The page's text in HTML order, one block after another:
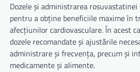
Dozele și administrarea
pentru a obține beneficiile maxime în
afecțiunilor cardiovasculare. În acest
dozele recomandate și ajustările
administrare și frecvența, precum și
medicamente și alimente.